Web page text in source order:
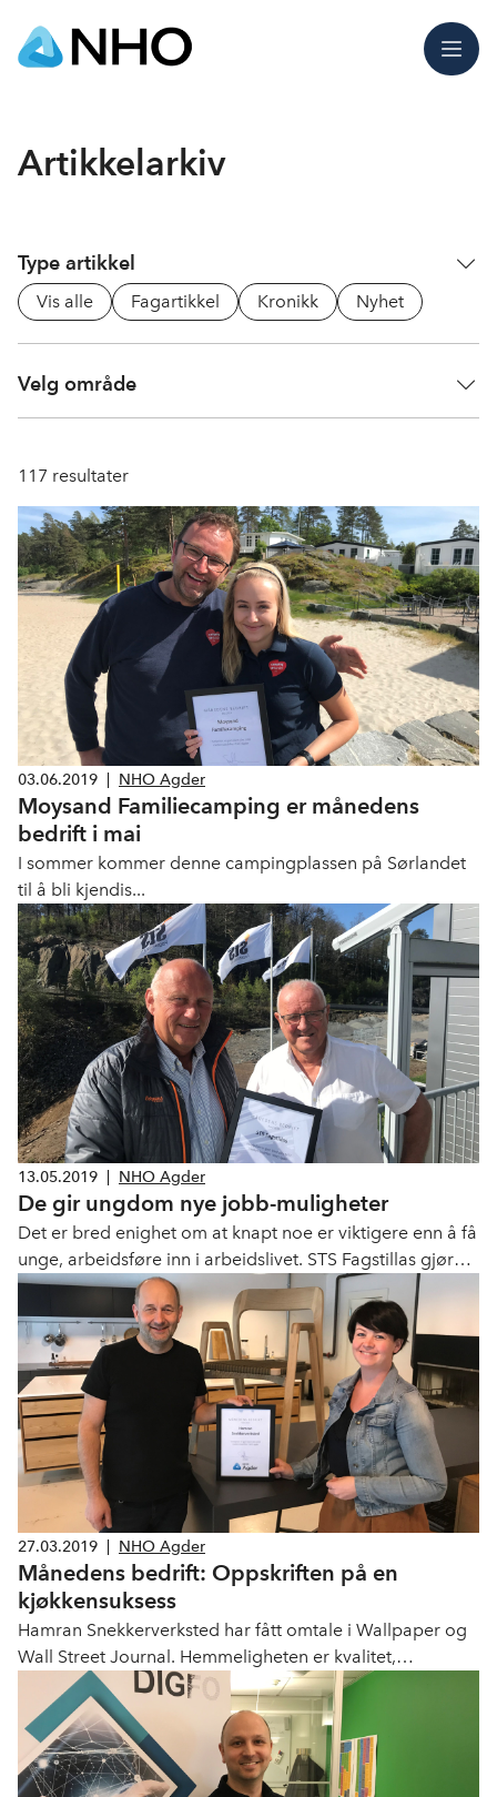
Meny
Artikkelarkiv
Type artikkel
Vis alle Fagartikkel Kronikk Nyhet
Velg område
117 resultater
03.06.2019 NHO Agder
Moysand Familiecamping er månedens
bedrift i mai
I sommer kommer denne campingplassen på Sørlandet
til å bli kjendis...
13.05.2019 NHO Agder
De gir ungdom nye jobb-muligheter
Det er bred enighet om at knapt noe er viktigere enn å få
unge, arbeidsføre inn i arbeidslivet. STS Fagstillas gjør
noe med det!
27.03.2019 NHO Agder
Månedens bedrift: Oppskriften på en
kjøkkensuksess
Hamran Snekkerverksted har fått omtale i Wallpaper og
Wall Street Journal. Hemmeligheten er kvalitet,
fagkunnskap - og sørlandsk løvskog.